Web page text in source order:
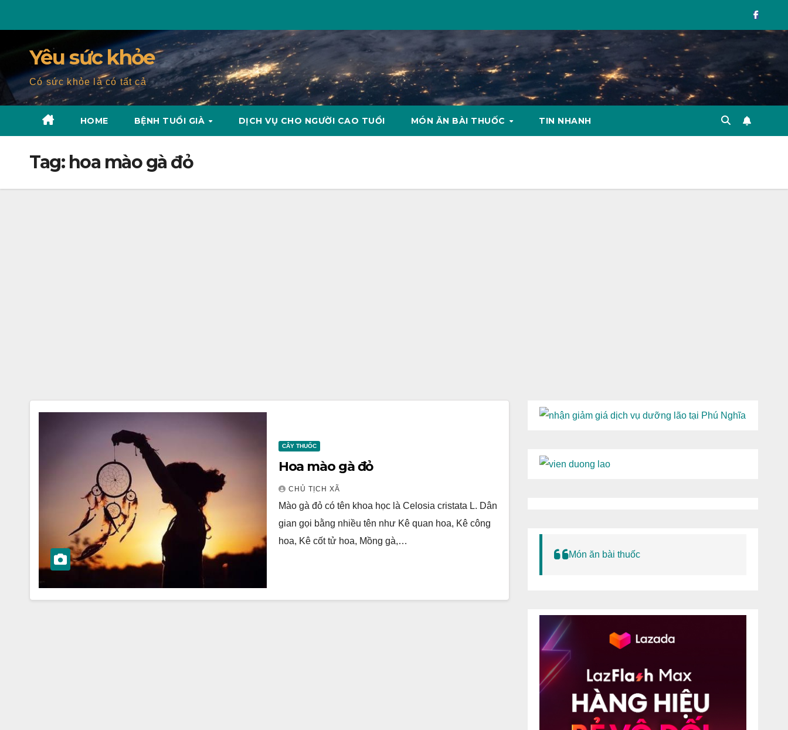
Yêu sức khỏe
Có sức khỏe là có tất cả
HOME BỆNH TUỔI GIÀ DỊCH VỤ CHO NGƯỜI CAO TUỔI MÓN ĂN BÀI THUỐC TIN NHANH
Tag: hoa mào gà đỏ
CÂY THUỐC
Hoa mào gà đỏ
CHỦ TỊCH XÃ
Mào gà đỏ có tên khoa học là Celosia cristata L. Dân
gian gọi bằng nhiều tên như Kê quan hoa, Kê công
hoa, Kê cốt tử hoa, Mồng gà,…
Món ăn bài thuốc